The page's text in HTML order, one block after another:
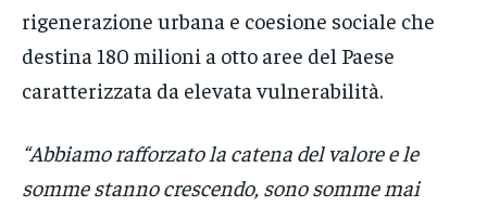
rigenerazione urbana e coesione sociale che
destina 180 milioni a otto aree del Paese
caratterizzata da elevata vulnerabilità.
“Abbiamo rafforzato la catena del valore e le
somme stanno crescendo, sono somme mai